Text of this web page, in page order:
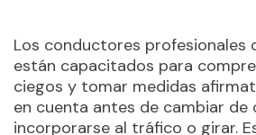
Los conductores profesionales
están capacitados para
ciegos y tomar medidas
en cuenta antes de cambiar de
incorporarse al tráfico o girar.